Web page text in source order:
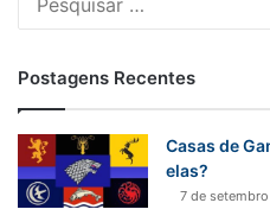
Postagens Recentes
Casas de
elas?
7 de